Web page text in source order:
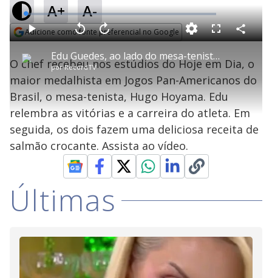
A+ A-
Adicione como fonte preferencial no Google
P
l
a
y
V
i
Edu Guedes, ao lado do mesa-tenista Hugo Hoyama, ensina a fazer salmão crocante
porRecordTV
P V
t
a
r
0
e
g
n
d
s
A
n
ç
a
1
s
e
u
n
o
s
L
o
a
d
e
:
1
.
2
1
%
F
l
s
c
e
n
C
o
a
r
O chef recebeu nos estúdios do Hoje em Dia, o
maior medalhista em Jogos Pan-Americanos do
Brasil, o mesa-tenista, Hugo Hoyama. Edu
relembra as vitórias e a carreira do atleta. Em
seguida, os dois fazem uma deliciosa receita de
salmão crocante. Assista ao vídeo.
Últimas